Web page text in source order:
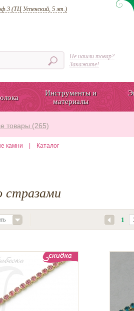
(ТЦ Успенский, 5 эт.)
Не нашли товар?
Закажите!
Инструменты и
материалы
товары (265)
камни Каталог
стразами
1